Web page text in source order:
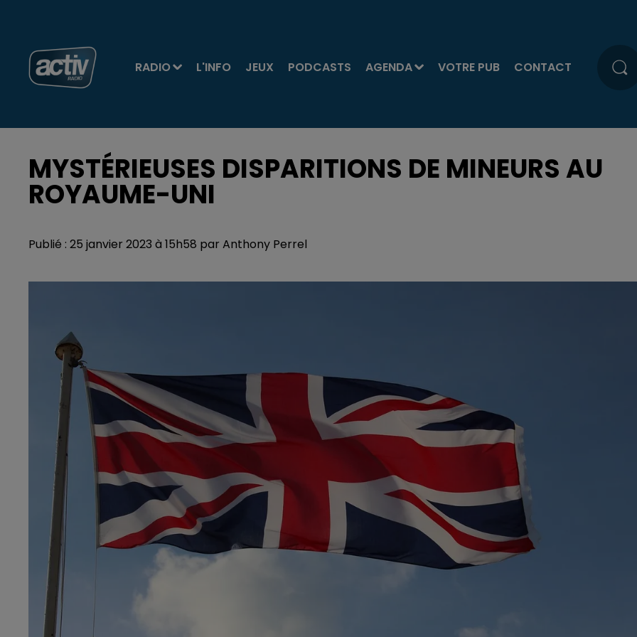
RADIO L'INFO JEUX PODCASTS AGENDA VOTRE PUB CONTACT
MYSTÉRIEUSES DISPARITIONS DE MINEURS AU
ROYAUME-UNI
Publié : 25 janvier 2023 à 15h58 par Anthony Perrel